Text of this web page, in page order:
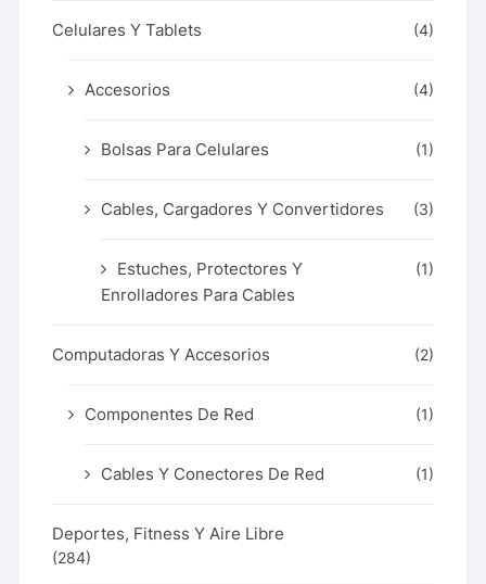
Celulares Y Tablets (4)
Accesorios (4)
Bolsas Para Celulares (1)
Cables, Cargadores Y Convertidores (3)
Estuches, Protectores Y
Enrolladores Para Cables
(1)
Computadoras Y Accesorios (2)
Componentes De Red (1)
Cables Y Conectores De Red (1)
Deportes, Fitness Y Aire Libre
(284)